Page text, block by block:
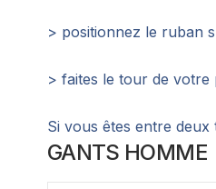
> positionnez le ruban
> faites le tour de votre
Si vous êtes entre deux
GANTS HOMME